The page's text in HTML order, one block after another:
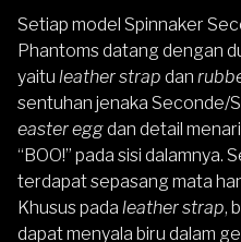
Setiap model Spinnaker
Phantoms datang dengan
yaitu leather strap dan
sentuhan jenaka Seconde/
easter eggdan detail
“BOO!” pada sisi dalamnya.
terdapat sepasang mata
Khusus pada leather strap,
dapat menyala biru dalam